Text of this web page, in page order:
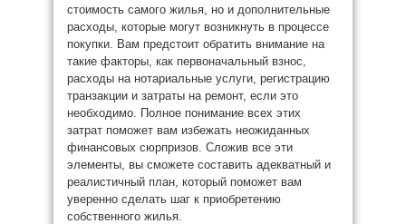
стоимость самого жилья, но и дополнительные
расходы, которые могут возникнуть в процессе
покупки. Вам предстоит обратить внимание на
такие факторы, как первоначальный взнос,
расходы на нотариальные услуги, регистрацию
транзакции и затраты на ремонт, если это
необходимо. Полное понимание всех этих
затрат поможет вам избежать неожиданных
финансовых сюрпризов. Сложив все эти
элементы, вы сможете составить адекватный и
реалистичный план, который поможет вам
уверенно сделать шаг к приобретению
собственного жилья.